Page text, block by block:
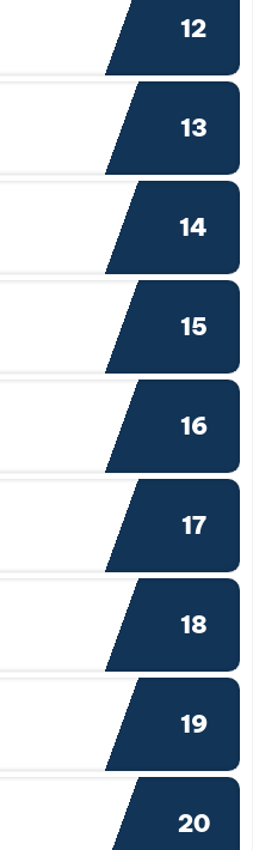
12
13
14
15
16
17
18
19
20